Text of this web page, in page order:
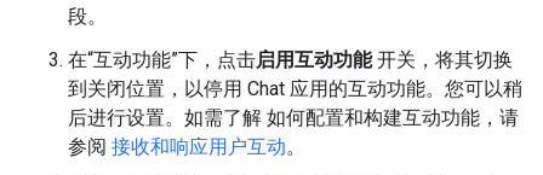
段。
在“互动功能”下，点击启用互动功能开关，将其切换
到关闭位置，以停用 Chat 应用的互动功能。您可以稍
后进行设置。如需了解 如何配置和构建互动功能，请
参阅 接收和响应用户互动。